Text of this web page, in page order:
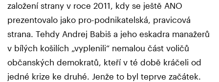
založení strany v roce 2011, kdy se ještě ANO
prezentovalo jako pro-podnikatelská, pravicová
strana. Tehdy Andrej Babiš a jeho eskadra manažerů
v bílých košilích „vyplenili“ nemalou část voličů
občanských demokratů, kteří v té době kráčeli od
jedné krize ke druhé. Jenže to byl teprve začátek.